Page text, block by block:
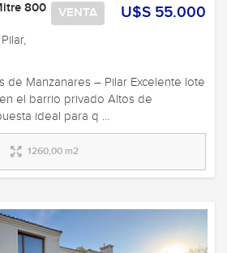
U$S 55.000
VENTA
800
de Manzanares – Pilar Excelente lote
el barrio privado Altos de
ideal para q ...
1260,00 m2